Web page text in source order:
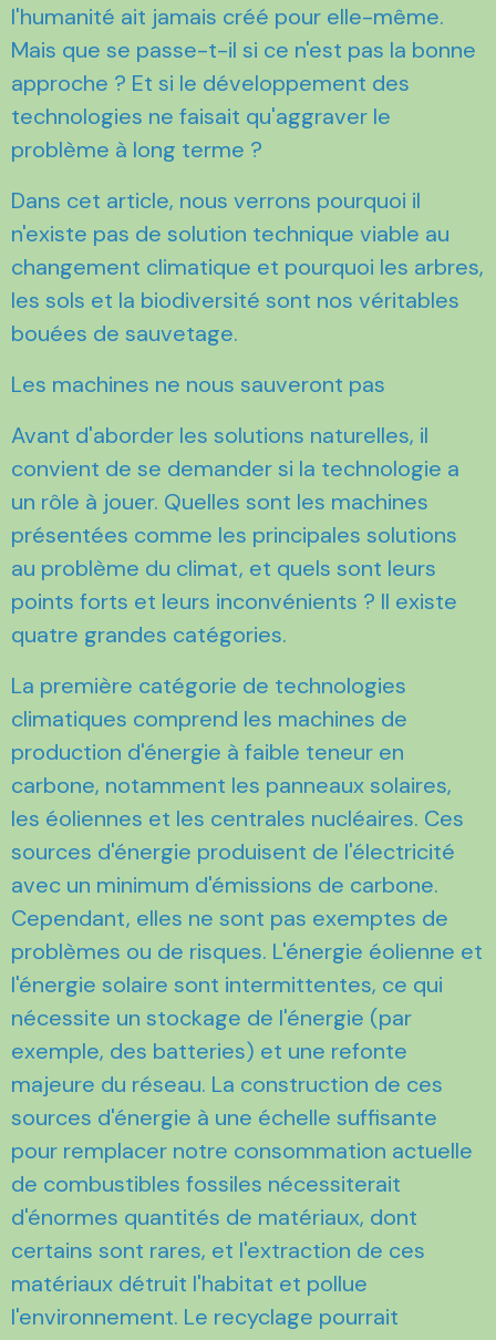
l'humanité ait jamais créé pour elle-même.
Mais que se passe-t-il si ce n'est pas la bonne
approche ? Et si le développement des
technologies ne faisait qu'aggraver le
problème à long terme ?
Dans cet article, nous verrons pourquoi il
n'existe pas de solution technique viable au
changement climatique et pourquoi les arbres,
les sols et la biodiversité sont nos véritables
bouées de sauvetage.
Les machines ne nous sauveront pas
Avant d'aborder les solutions naturelles, il
convient de se demander si la technologie a
un rôle à jouer. Quelles sont les machines
présentées comme les principales solutions
au problème du climat, et quels sont leurs
points forts et leurs inconvénients ? Il existe
quatre grandes catégories.
La première catégorie de technologies
climatiques comprend les machines de
production d'énergie à faible teneur en
carbone, notamment les panneaux solaires,
les éoliennes et les centrales nucléaires. Ces
sources d'énergie produisent de l'électricité
avec un minimum d'émissions de carbone.
Cependant, elles ne sont pas exemptes de
problèmes ou de risques. L'énergie éolienne et
l'énergie solaire sont intermittentes, ce qui
nécessite un stockage de l'énergie (par
exemple, des batteries) et une refonte
majeure du réseau. La construction de ces
sources d'énergie à une échelle suffisante
pour remplacer notre consommation actuelle
de combustibles fossiles nécessiterait
d'énormes quantités de matériaux, dont
certains sont rares, et l'extraction de ces
matériaux détruit l'habitat et pollue
l'environnement. Le recyclage pourrait